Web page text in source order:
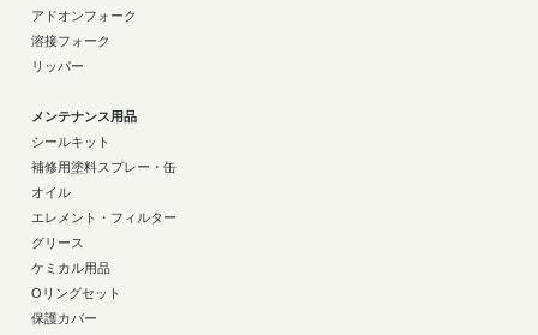
アドオンフォーク
溶接フォーク
リッパー
メンテナンス用品
シールキット
補修用塗料スプレー・缶
オイル
エレメント・フィルター
グリース
ケミカル用品
Oリングセット
保護カバー